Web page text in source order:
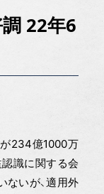
22年6
234億1000万
認識に関する会
ないが、適用外